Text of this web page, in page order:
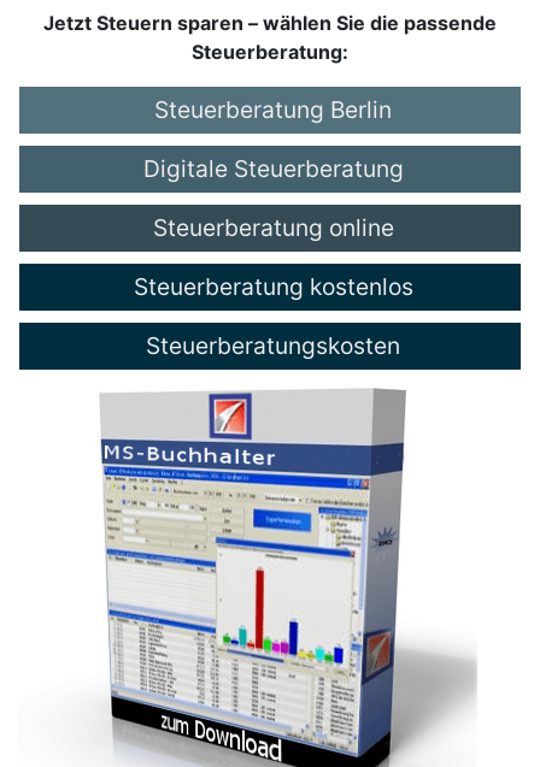
Jetzt Steuern sparen – wählen Sie die passende
Steuerberatung:
Steuerberatung Berlin
Digitale Steuerberatung
Steuerberatung online
Steuerberatung kostenlos
Steuerberatungskosten